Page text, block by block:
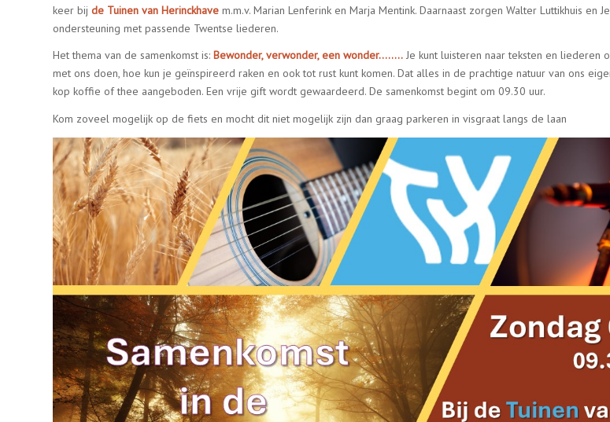
keer bij de Tuinen van Herinckhave m.m.v. Marian Lenferink en Marja Mentink. Daarnaast zorgen Walter Luttikhuis en
ondersteuning met passende Twentse liederen.
Het thema van de samenkomst is: Bewonder, verwonder, een wonder…….. Je kunt luisteren naar teksten en liederen
met ons doen, hoe kun je geïnspireerd raken en ook tot rust kunt komen. Dat alles in de prachtige natuur van ons
kop koffie of thee aangeboden. Een vrije gift wordt gewaardeerd. De samenkomst begint om 09.30 uur.
Kom zoveel mogelijk op de fiets en mocht dit niet mogelijk zijn dan graag parkeren in visgraat langs de laan